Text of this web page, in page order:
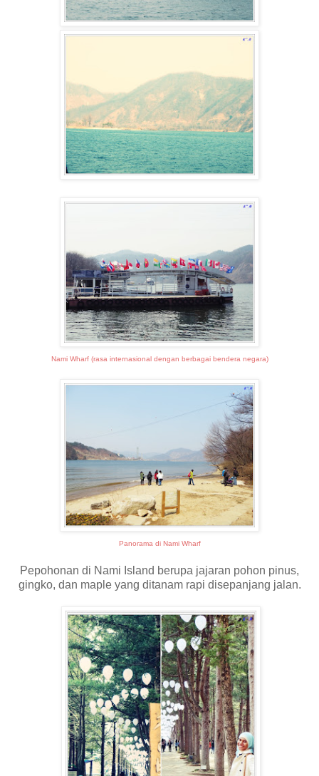
Nami Wharf (rasa internasional dengan berbagai bendera negara)
Panorama di Nami Wharf
Pepohonan di Nami Island berupa jajaran pohon pinus,
gingko, dan maple yang ditanam rapi disepanjang jalan.